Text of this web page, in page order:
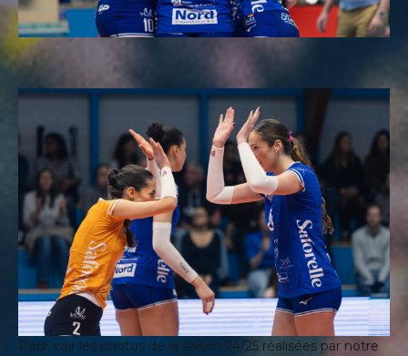
Pour voir les photos de la saison 24/25 réalisées par notre